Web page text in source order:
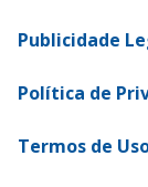
Publicidade
Política de
Termos de